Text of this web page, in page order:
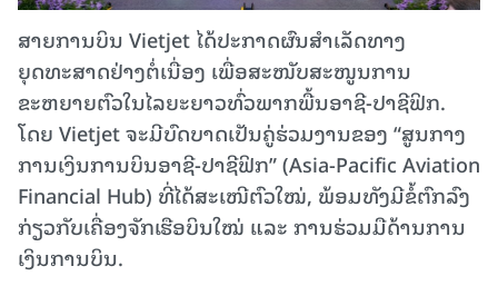
ສາຍການບິນ Vietjet ໄດ້ປະກາດຜົນສຳເລັດທາງ
ຍຸດທະສາດຢ່າງຕໍ່ເນື່ອງ ເພື່ອສະໜັບສະໜູນການ
ຂະຫຍາຍຕົວໃນໄລຍະຍາວທົ່ວພາກພື້ນອາຊີ-ປາຊີຟິກ.
ໂດຍ Vietjet ຈະມີບົດບາດເປັນຄູ່ຮ່ວມງານຂອງ “ສູນກາງ
ການເງິນການບິນອາຊີ-ປາຊີຟິກ” (Asia-Pacific Aviation
Financial Hub) ທີ່ໄດ້ສະເໜີຕົວໃໝ່, ພ້ອມທັງມີຂໍ້ຕົກລົງ
ກ່ຽວກັບເຄື່ອງຈັກເຮືອບິນໃໝ່ ແລະ ການຮ່ວມມືດ້ານການ
ເງິນການບິນ.